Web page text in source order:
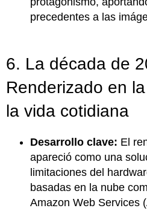
precedentes a las
6. La década de
Renderizado en
la vida cotidiana
Desarrollo clave: El
apareció como una
limitaciones del
basadas en la nube
Amazon Web Services